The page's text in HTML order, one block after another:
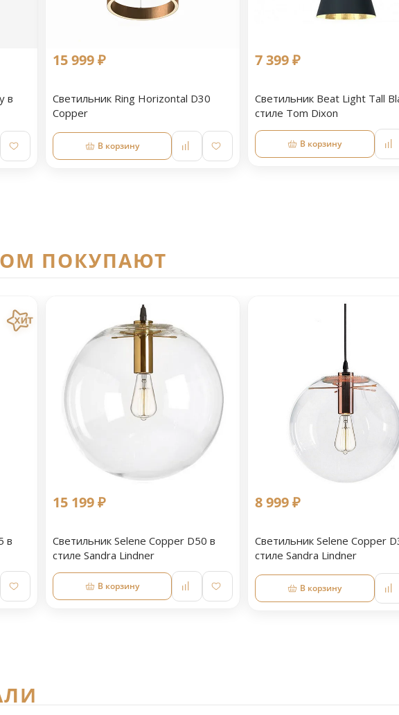
в
15 999 ₽
Светильник Ring Horizontal D30
Copper
В корзину
7 399 ₽
Светильник Beat Light Tall
стиле Tom Dixon
В корзину
ПОКУПАЮТ
в
15 199 ₽
Светильник Selene Copper D50 в
стиле Sandra Lindner
В корзину
8 999 ₽
Светильник Selene Copper
стиле Sandra Lindner
В корзину